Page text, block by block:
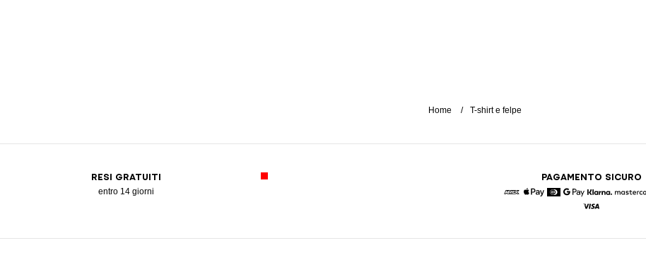
Home T-shirt e felpe
RESI GRATUITI
entro 14 giorni
PAGAMENTO SICURO
Google Pay
Klarna